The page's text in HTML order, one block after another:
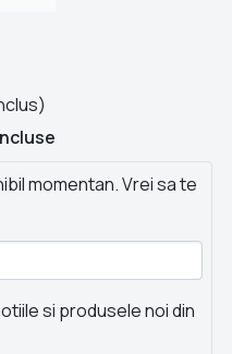
momentan. Vrei sa te
si produsele noi din